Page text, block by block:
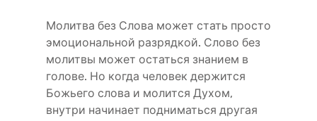
Молитва без Слова может стать просто
эмоциональной разрядкой. Слово без
молитвы может остаться знанием в
голове. Но когда человек держится
Божьего слова и молится Духом,
внутри начинает подниматься другая